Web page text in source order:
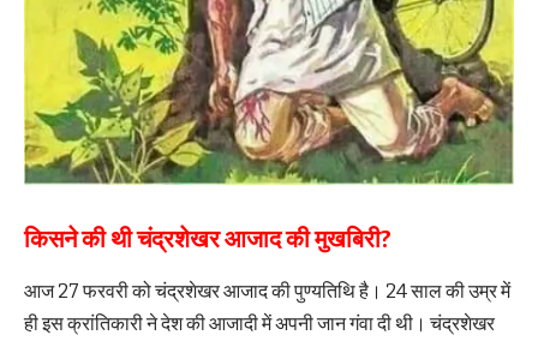
किसने की थी चंद्रशेखर आजाद की मुखबिरी?
आज 27 फरवरी को चंद्रशेखर आजाद की पुण्यतिथि है। 24 साल की उम्र में
ही इस क्रांतिकारी ने देश की आजादी में अपनी जान गंवा दी थी। चंद्रशेखर